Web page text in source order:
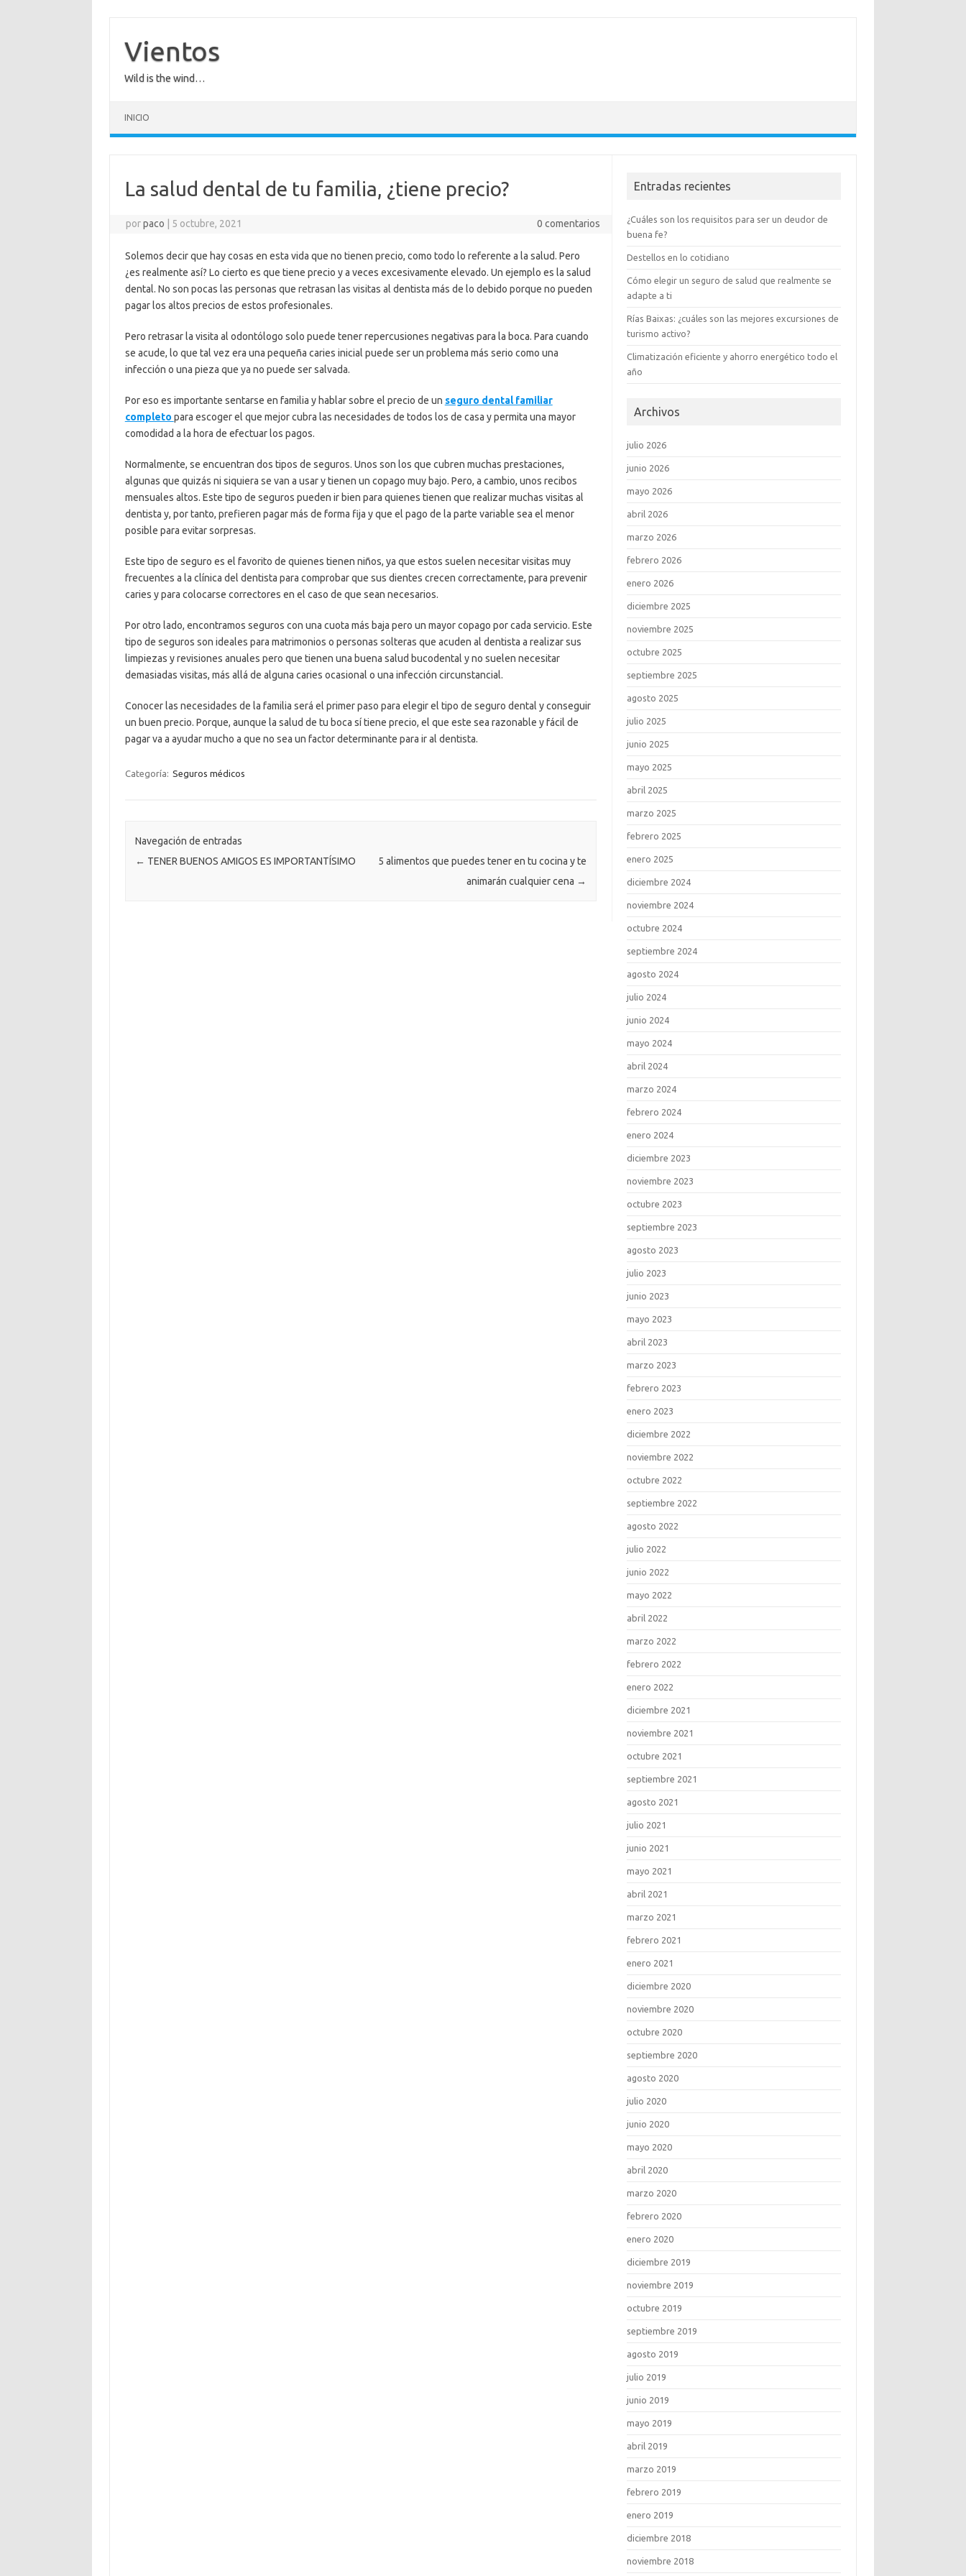
contenido
Vientos
Wild is the wind…
INICIO
La salud dental de tu familia, ¿tiene precio?
porpaco 5 octubre, 2021 0 comentarios
Solemos decir que hay cosas en esta vida que no tienen precio, como todo lo referente a la salud. Pero
¿es realmente así? Lo cierto es que tiene precio y a veces excesivamente elevado. Un ejemplo es la salud
dental. No son pocas las personas que retrasan las visitas al dentista más de lo debido porque no pueden
pagar los altos precios de estos profesionales.
Pero retrasar la visita al odontólogo solo puede tener repercusiones negativas para la boca. Para cuando
se acude, lo que tal vez era una pequeña caries inicial puede ser un problema más serio como una
infección o una pieza que ya no puede ser salvada.
Por eso es importante sentarse en familia y hablar sobre el precio de un seguro dental familiar
completo para escoger el que mejor cubra las necesidades de todos los de casa y permita una mayor
comodidad a la hora de efectuar los pagos.
Normalmente, se encuentran dos tipos de seguros. Unos son los que cubren muchas prestaciones,
algunas que quizás ni siquiera se van a usar y tienen un copago muy bajo. Pero, a cambio, unos recibos
mensuales altos. Este tipo de seguros pueden ir bien para quienes tienen que realizar muchas visitas al
dentista y, por tanto, prefieren pagar más de forma fija y que el pago de la parte variable sea el menor
posible para evitar sorpresas.
Este tipo de seguro es el favorito de quienes tienen niños, ya que estos suelen necesitar visitas muy
frecuentes a la clínica del dentista para comprobar que sus dientes crecen correctamente, para prevenir
caries y para colocarse correctores en el caso de que sean necesarios.
Por otro lado, encontramos seguros con una cuota más baja pero un mayor copago por cada servicio. Este
tipo de seguros son ideales para matrimonios o personas solteras que acuden al dentista a realizar sus
limpiezas y revisiones anuales pero que tienen una buena salud bucodental y no suelen necesitar
demasiadas visitas, más allá de alguna caries ocasional o una infección circunstancial.
Conocer las necesidades de la familia será el primer paso para elegir el tipo de seguro dental y conseguir
un buen precio. Porque, aunque la salud de tu boca sí tiene precio, el que este sea razonable y fácil de
pagar va a ayudar mucho a que no sea un factor determinante para ir al dentista.
Categoría: Seguros médicos
Navegación de entradas
← TENER BUENOS AMIGOS ES IMPORTANTÍSIMO
5 alimentos que puedes tener en tu cocina y te
animarán cualquier cena →
Entradas recientes
¿Cuáles son los requisitos para ser un deudor de
buena fe?
Destellos en lo cotidiano
Cómo elegir un seguro de salud que realmente se
adapte a ti
Rías Baixas: ¿cuáles son las mejores excursiones de
turismo activo?
Climatización eficiente y ahorro energético todo el
año
Archivos
julio 2026
junio 2026
mayo 2026
abril 2026
marzo 2026
febrero 2026
enero 2026
diciembre 2025
noviembre 2025
octubre 2025
septiembre 2025
agosto 2025
julio 2025
junio 2025
mayo 2025
abril 2025
marzo 2025
febrero 2025
enero 2025
diciembre 2024
noviembre 2024
octubre 2024
septiembre 2024
agosto 2024
julio 2024
junio 2024
mayo 2024
abril 2024
marzo 2024
febrero 2024
enero 2024
diciembre 2023
noviembre 2023
octubre 2023
septiembre 2023
agosto 2023
julio 2023
junio 2023
mayo 2023
abril 2023
marzo 2023
febrero 2023
enero 2023
diciembre 2022
noviembre 2022
octubre 2022
septiembre 2022
agosto 2022
julio 2022
junio 2022
mayo 2022
abril 2022
marzo 2022
febrero 2022
enero 2022
diciembre 2021
noviembre 2021
octubre 2021
septiembre 2021
agosto 2021
julio 2021
junio 2021
mayo 2021
abril 2021
marzo 2021
febrero 2021
enero 2021
diciembre 2020
noviembre 2020
octubre 2020
septiembre 2020
agosto 2020
julio 2020
junio 2020
mayo 2020
abril 2020
marzo 2020
febrero 2020
enero 2020
diciembre 2019
noviembre 2019
octubre 2019
septiembre 2019
agosto 2019
julio 2019
junio 2019
mayo 2019
abril 2019
marzo 2019
febrero 2019
enero 2019
diciembre 2018
noviembre 2018